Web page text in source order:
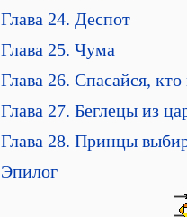
Глава 24. Деспот
Глава 25. Чума
Глава 26. Спасайся,
Глава 27. Беглецы из
Глава 28. Принцы
Эпилог